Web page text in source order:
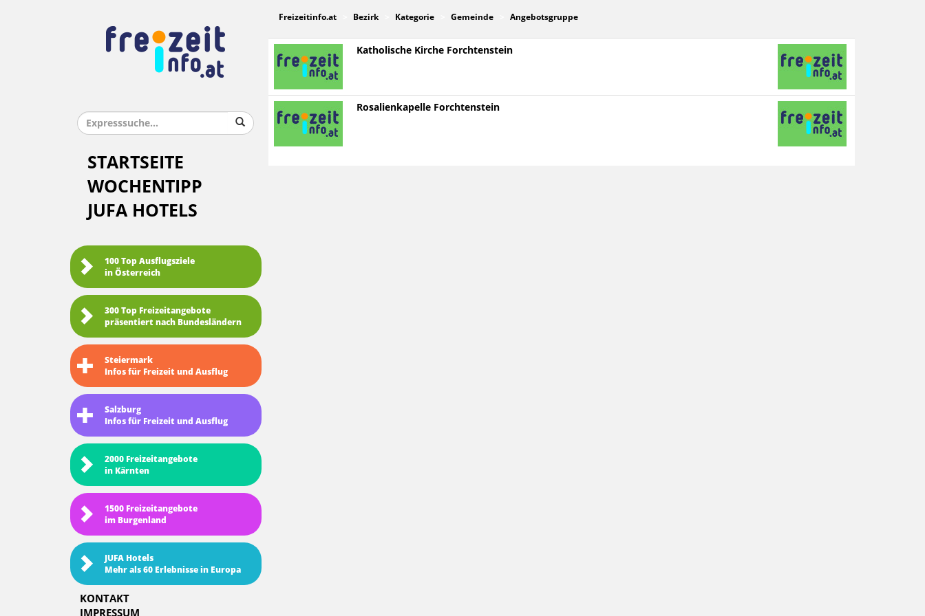
STARTSEITE
WOCHENTIPP
JUFA HOTELS
100 Top Ausflugsziele
in Österreich
300 Top Freizeitangebote
präsentiert nach Bundesländern
Steiermark
Infos für Freizeit und Ausflug
Salzburg
Infos für Freizeit und Ausflug
2000 Freizeitangebote
in Kärnten
1500 Freizeitangebote
im Burgenland
JUFA Hotels
Mehr als 60 Erlebnisse in Europa
KONTAKT
IMPRESSUM
Freizeitinfo.at Bezirk Kategorie Gemeinde Angebotsgruppe
Katholische Kirche Forchtenstein
Rosalienkapelle Forchtenstein